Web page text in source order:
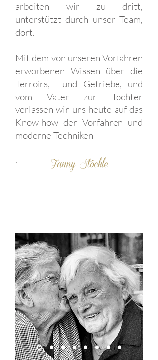
arbeiten wir zu dritt,
unterstützt durch unser Team,
dort.
Mit dem von unseren Vorfahren
erworbenen Wissen über die
Terroirs, und Getriebe, und
vom Vater zur Tochter
verlassen wir uns heute auf das
Know-how der Vorfahren und
moderne Techniken
. Fanny Stöckle